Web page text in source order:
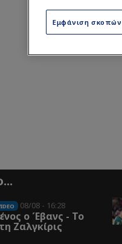
08/08 - 16:28
ο Έβανς - Το
Ζαλγκίρις
Εμφάνιση σκοπών